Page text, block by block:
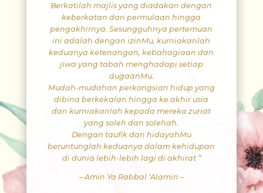
Berkatilah majlis yang diadakan dengan
keberkatan dari permulaan hingga
pengakhirnya. Sesungguhnya pertemuan
ini adalah dengan izinMu, kurniakanlah
keduanya ketenangan, kebahagiaan dan
jiwa yang tabah menghadapi setiap
dugaanMu.
Mudah-mudahan perkongsian hidup yang
dibina berkekalan hingga ke akhir usia
dan kurniakanlah kepada mereka zuriat
yang soleh dan solehah.
Dengan taufik dan hidayahMu
beruntunglah keduanya dalam kehidupan
di dunia lebih-lebih lagi di akhirat ”
– Amin Ya Rabbal ‘Alamin –